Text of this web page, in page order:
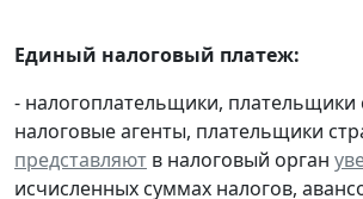
Единый налоговый платеж:
- налогоплательщики, плательщики
налоговые агенты, плательщики
представляют в налоговый орган
исчисленных суммах налогов,